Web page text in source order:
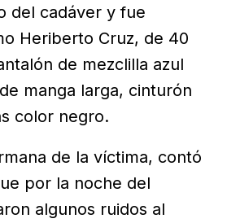
del cadáver y fue
Heriberto Cruz, de 40
de mezclilla azul
manga larga, cinturón
color negro.
de la víctima, contó
por la noche del
algunos ruidos al